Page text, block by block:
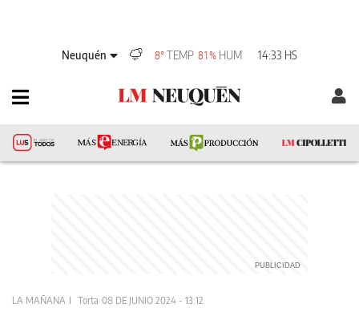
Neuquén 8° TEMP 81% HUM 14:33 HS
LA MAÑANA Torta 08 DE JUNIO 2024 - 13:12